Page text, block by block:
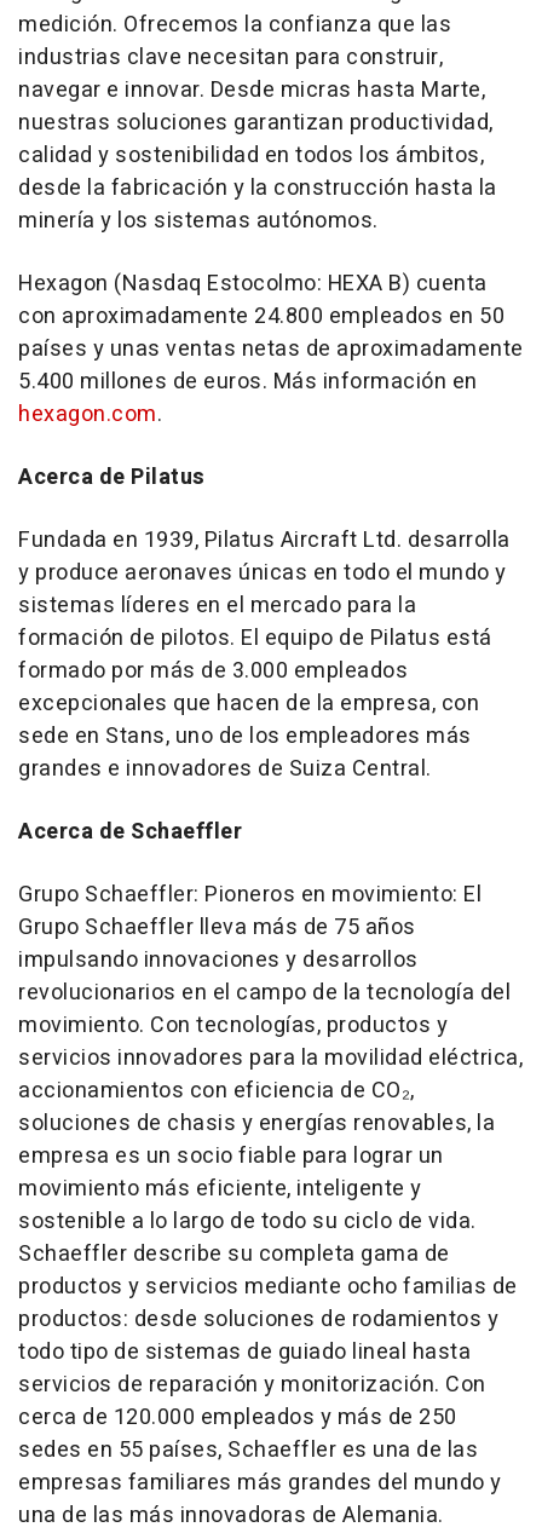
medición. Ofrecemos la confianza que las
industrias clave necesitan para construir,
navegar e innovar. Desde micras hasta Marte,
nuestras soluciones garantizan productividad,
calidad y sostenibilidad en todos los ámbitos,
desde la fabricación y la construcción hasta la
minería y los sistemas autónomos.
Hexagon (Nasdaq Estocolmo: HEXA B) cuenta
con aproximadamente 24.800 empleados en 50
países y unas ventas netas de aproximadamente
5.400 millones de euros. Más información en
hexagon.com.
Acerca de Pilatus
Fundada en 1939, Pilatus Aircraft Ltd. desarrolla
y produce aeronaves únicas en todo el mundo y
sistemas líderes en el mercado para la
formación de pilotos. El equipo de Pilatus está
formado por más de 3.000 empleados
excepcionales que hacen de la empresa, con
sede en Stans, uno de los empleadores más
grandes e innovadores de Suiza Central.
Acerca de Schaeffler
Grupo Schaeffler: Pioneros en movimiento: El
Grupo Schaeffler lleva más de 75 años
impulsando innovaciones y desarrollos
revolucionarios en el campo de la tecnología del
movimiento. Con tecnologías, productos y
servicios innovadores para la movilidad eléctrica,
accionamientos con eficiencia de CO₂,
soluciones de chasis y energías renovables, la
empresa es un socio fiable para lograr un
movimiento más eficiente, inteligente y
sostenible a lo largo de todo su ciclo de vida.
Schaeffler describe su completa gama de
productos y servicios mediante ocho familias de
productos: desde soluciones de rodamientos y
todo tipo de sistemas de guiado lineal hasta
servicios de reparación y monitorización. Con
cerca de 120.000 empleados y más de 250
sedes en 55 países, Schaeffler es una de las
empresas familiares más grandes del mundo y
una de las más innovadoras de Alemania.